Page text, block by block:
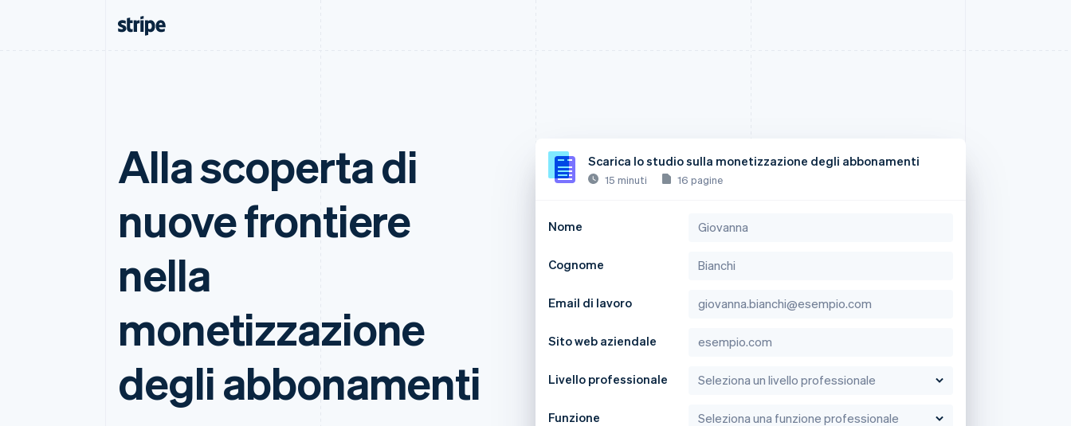
Alla scoperta di
nuove frontiere
nella
monetizzazione
degli abbonamenti
Scarica lo studio sulla monetizzazione degli abbonamenti
15 minuti 16 pagine
Nome
Cognome
Email di lavoro
Sito web aziendale
Livello professionale
Funzione